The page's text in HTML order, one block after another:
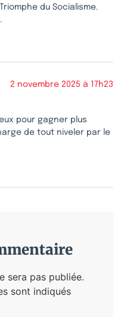
du Socialisme.
2 novembre 2025 à 17h23
pour gagner plus
de tout niveler par le
sera pas publiée.
sont indiqués